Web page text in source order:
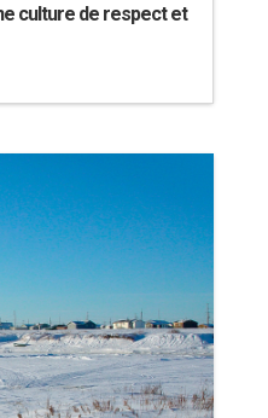
culture de respect et